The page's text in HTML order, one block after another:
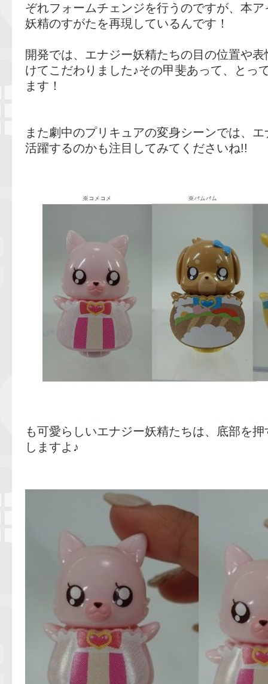
ぞれフォームチェンジを行うのですが、本
妖精のすがたを再現しているんです！
開発では、エナジー妖精たちの目の位置や
けてこだわりました♪その甲斐あって、とっ
ます！
また劇中のプリキュアの変身シーンでは、
活躍するのかも注目してみてくださいね!!
も可愛らしいエナジー妖精たちは、底部を
しますよ♪